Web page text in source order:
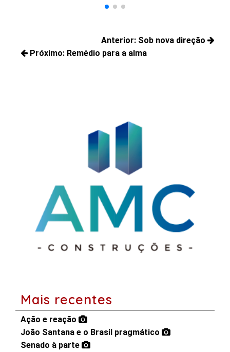
de
Anterior:
Posts
Sob nova direção
Próximo: Remédio para a alma
Mais recentes
Ação e reação
João Santana e o Brasil pragmático
Senado à parte